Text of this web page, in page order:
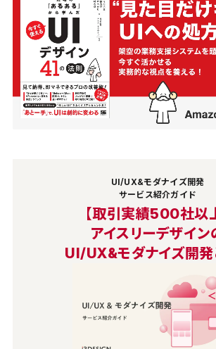
UI/UX&モダナイズ開発
サービス紹介ガイド
【取引実績500社以上
アイスリーデザイン
UI/UX&モダナイズ開発